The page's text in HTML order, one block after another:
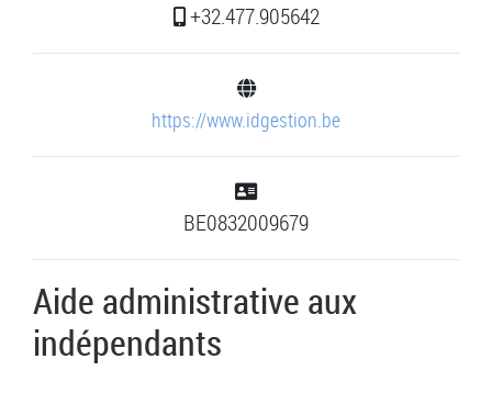
+32.477.905642
https://www.idgestion.be
BE0832009679
Aide administrative aux
indépendants